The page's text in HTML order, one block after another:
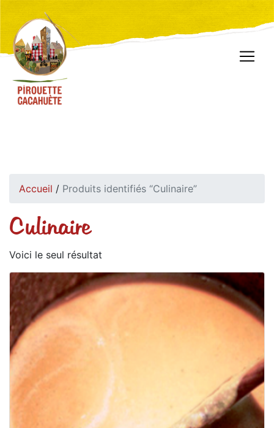
Accueil / Produits identifiés “Culinaire”
Culinaire
Voici le seul résultat